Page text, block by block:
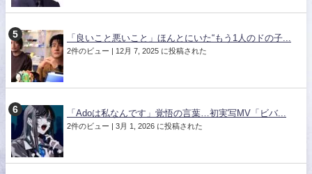
「良いこと悪いこと」ほんとにいた“もう1人のドの子...
2件のビュー 12月 7, 2025 に投稿された
「Adoは私なんです」覚悟の言葉…初実写MV「ビバ...
2件のビュー 3月 1, 2026 に投稿された